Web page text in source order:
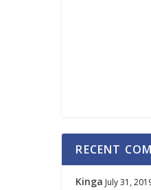
RECENT
Kinga July 31,